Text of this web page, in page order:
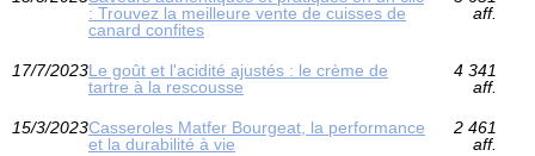
: Trouvez la meilleure vente de cuisses de
canard confites
aff.
17/7/2023Le goût et l'acidité ajustés : le crème de
tartre à la rescousse
4 341
aff.
15/3/2023Casseroles Matfer Bourgeat, la performance
et la durabilité à vie
2 461
aff.